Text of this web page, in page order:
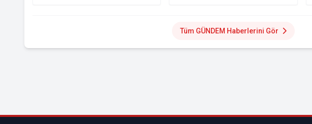
Tüm GÜNDEM Haberlerini Gör